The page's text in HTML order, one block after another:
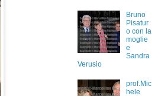
Bruno
Pisatur
o con la
moglie
e
Sandra
Verusio
prof.Mic
hele